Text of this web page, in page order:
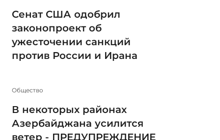
Сенат США одобрил
законопроект об
ужесточении санкций
против России и Ирана
Общество
В некоторых районах
Азербайджана усилится
ветер - ПРЕДУПРЕЖДЕНИЕ